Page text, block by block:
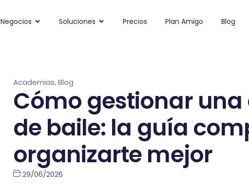
Negocios Soluciones Precios Plan Amigo Blog
Academias,Blog
Cómo gestionar
de baile: la guía
organizarte mejor
29/06/2026